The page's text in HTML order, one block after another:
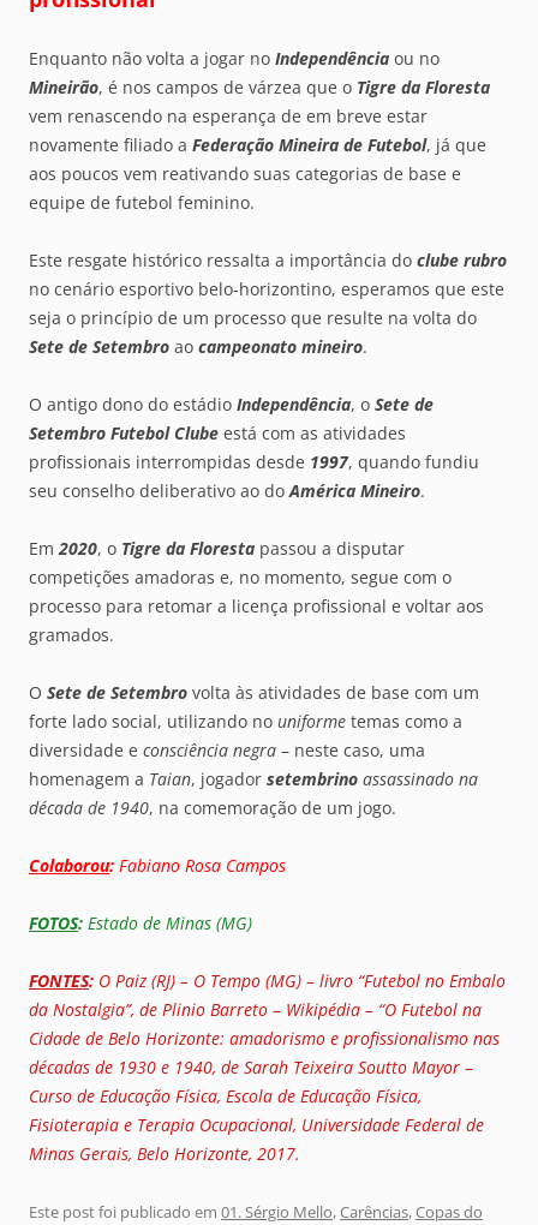
Enquanto não volta a jogar no Independência ou no
Mineirão, é nos campos de várzea que o Tigre da Floresta
vem renascendo na esperança de em breve estar
novamente filiado a Federação Mineira de Futebol, já que
aos poucos vem reativando suas categorias de base e
equipe de futebol feminino.
Este resgate histórico ressalta a importância do clube rubro
no cenário esportivo belo-horizontino, esperamos que este
seja o princípio de um processo que resulte na volta do
Sete de Setembro ao campeonato mineiro.
O antigo dono do estádio Independência, o Sete de
Setembro Futebol Clube está com as atividades
profissionais interrompidas desde 1997, quando fundiu
seu conselho deliberativo ao do América Mineiro.
Em 2020, o Tigre da Floresta passou a disputar
competições amadoras e, no momento, segue com o
processo para retomar a licença profissional e voltar aos
gramados.
O Sete de Setembro volta às atividades de base com um
forte lado social, utilizando no uniforme temas como a
diversidade e consciência negra – neste caso, uma
homenagem a Taian, jogador setembrino assassinado na
década de 1940, na comemoração de um jogo.
Colaborou: Fabiano Rosa Campos
FOTOS: Estado de Minas (MG)
FONTES: O Paiz (RJ) – O Tempo (MG) – livro “Futebol no Embalo
da Nostalgia”, de Plinio Barreto – Wikipédia – “O Futebol na
Cidade de Belo Horizonte: amadorismo e profissionalismo nas
décadas de 1930 e 1940, de Sarah Teixeira Soutto Mayor –
Curso de Educação Física, Escola de Educação Física,
Fisioterapia e Terapia Ocupacional, Universidade Federal de
Minas Gerais, Belo Horizonte, 2017.
Este post foi publicado em 01. Sérgio Mello,Carências,Copas do